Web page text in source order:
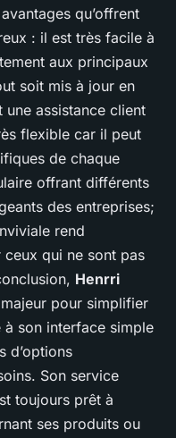
qu’offrent
: il est très facile à
aux principaux
soit mis à jour en
assistance client
flexible car il peut
de chaque
offrant différents
des entreprises;
rend
ceux qui ne sont pas
Henrri
pour simplifier
son interface simple
d’options
Son service
toujours prêt à
ses produits ou